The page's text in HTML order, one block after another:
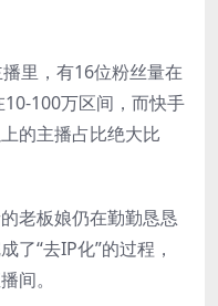
里，有16位粉丝量在
100万区间，而快手
的主播占比绝大比
老板娘仍在勤勤恳恳
了“去IP化”的过程，
间。